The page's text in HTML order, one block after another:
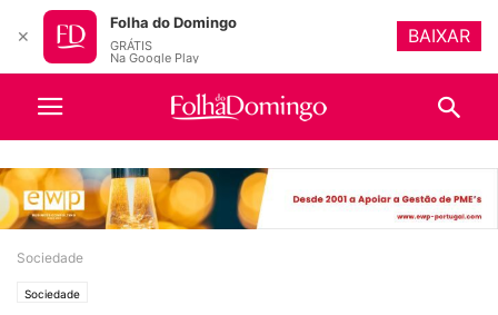
Sociedade
Sociedade
✕
Folha do Domingo
GRÁTIS
Na Google Play
BAIXAR